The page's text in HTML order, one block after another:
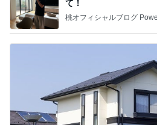
法務局で苦労した権利書のコピー
12時間前
記事を読む